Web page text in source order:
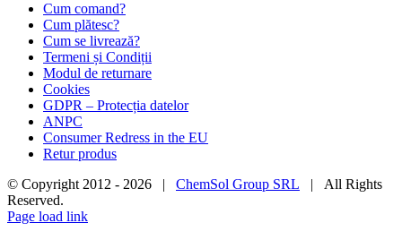
Cum comand?
Cum plătesc?
Cum se livrează?
Termeni și Condiții
Modul de returnare
Cookies
GDPR – Protecția datelor
ANPC
Consumer Redress in the EU
Retur produs
© Copyright 2012 - 2026 | ChemSol Group SRL | All Rights
Reserved.
Page load link